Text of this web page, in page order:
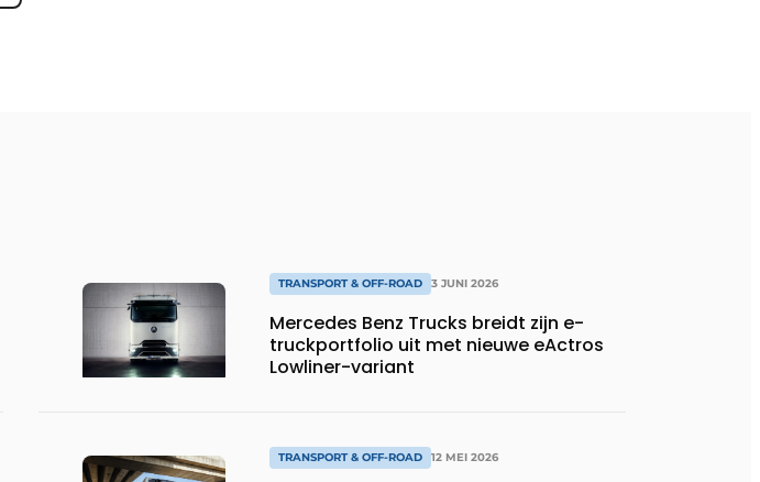
TRANSPORT & OFF-ROAD 3 JUNI 2026
Mercedes Benz Trucks breidt zijn e-
truckportfolio uit met nieuwe eActros
Lowliner-variant
TRANSPORT & OFF-ROAD 12 MEI 2026